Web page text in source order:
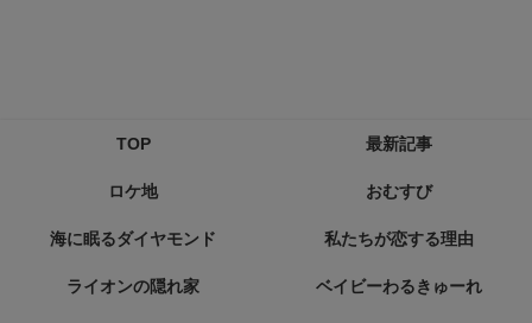
TOP 最新記事
ロケ地 おむすび
海に眠るダイヤモンド 私たちが恋する理由
ライオンの隠れ家 ベイビーわるきゅーれ